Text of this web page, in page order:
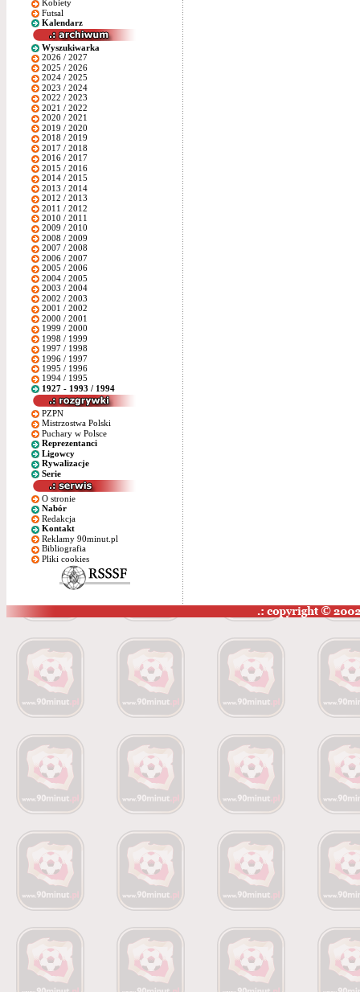
Kobiety
Futsal
Kalendarz
Wyszukiwarka
2026 / 2027
2025 / 2026
2024 / 2025
2023 / 2024
2022 / 2023
2021 / 2022
2020 / 2021
2019 / 2020
2018 / 2019
2017 / 2018
2016 / 2017
2015 / 2016
2014 / 2015
2013 / 2014
2012 / 2013
2011 / 2012
2010 / 2011
2009 / 2010
2008 / 2009
2007 / 2008
2006 / 2007
2005 / 2006
2004 / 2005
2003 / 2004
2002 / 2003
2001 / 2002
2000 / 2001
1999 / 2000
1998 / 1999
1997 / 1998
1996 / 1997
1995 / 1996
1994 / 1995
1927 - 1993 / 1994
PZPN
Mistrzostwa Polski
Puchary w Polsce
Reprezentanci
Ligowcy
Rywalizacje
Serie
O stronie
Nabór
Redakcja
Kontakt
Reklamy 90minut.pl
Bibliografia
Pliki cookies